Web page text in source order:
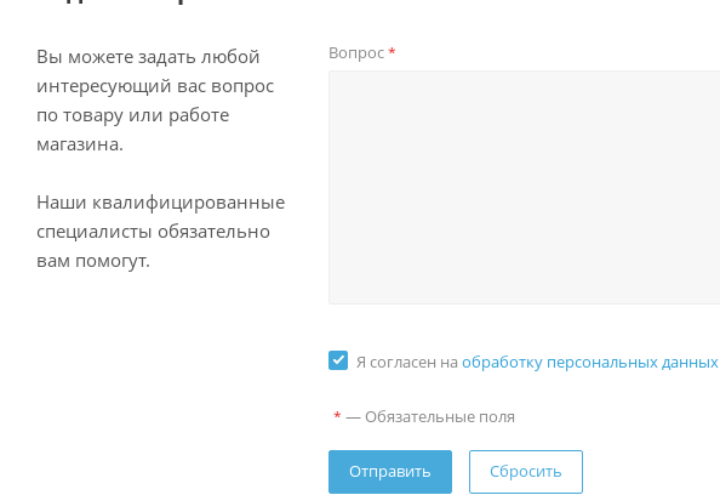
Вы можете задать любой
интересующий вас вопрос
по товару или работе
магазина.
Наши квалифицированные
специалисты обязательно
вам помогут.
Вопрос*
Я согласен наобработку персональных данных
* — Обязательные поля
Сбросить